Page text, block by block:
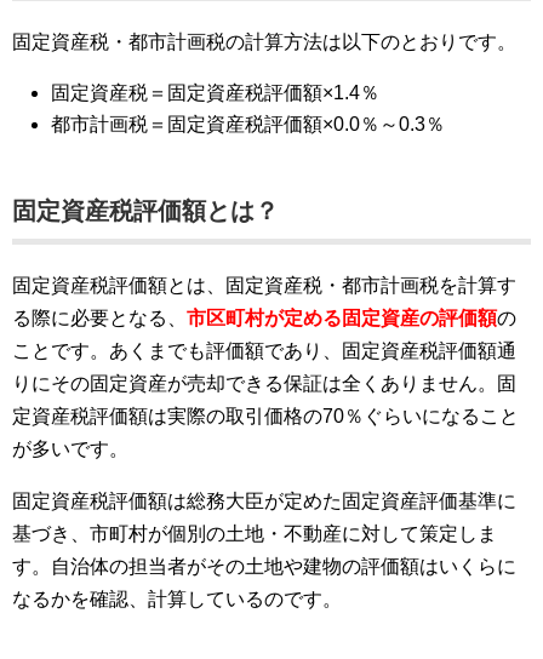
固定資産税・都市計画税の計算方法は以下のとおりです。
固定資産税＝固定資産税評価額×1.4％
都市計画税＝固定資産税評価額×0.0％～0.3％
固定資産税評価額とは？
固定資産税評価額とは、固定資産税・都市計画税を計算す
る際に必要となる、 市区町村が定める固定資産の評価額の
ことです。あくまでも評価額であり、固定資産税評価額通
りにその固定資産が売却できる保証は全くありません。固
定資産税評価額は実際の取引価格の70％ぐらいになること
が多いです。
固定資産税評価額は総務大臣が定めた固定資産評価基準に
基づき、市町村が個別の土地・不動産に対して策定しま
す。自治体の担当者がその土地や建物の評価額はいくらに
なるかを確認、計算しているのです。